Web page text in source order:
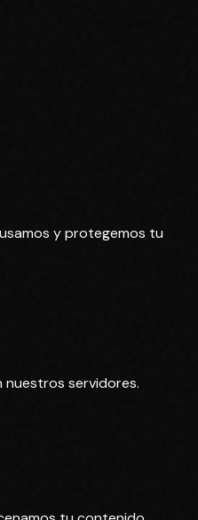
y protegemos tu
nuestros servidores.